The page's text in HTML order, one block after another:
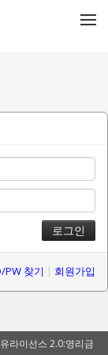
PW 찾기 | 회원가입
라이선스 2.0:영리금